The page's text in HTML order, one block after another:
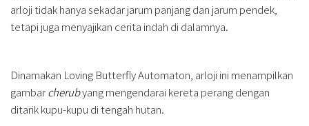
arloji tidak hanya sekadar jarum panjang dan jarum pendek,
tetapi juga menyajikan cerita indah di dalamnya.
Dinamakan Loving Butterfly Automaton, arloji ini menampilkan
gambarcherubyang mengendarai kereta perang dengan
ditarik kupu-kupu di tengah hutan.